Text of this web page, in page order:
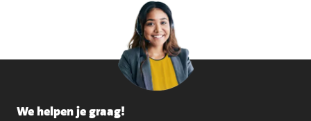
We helpen je graag!